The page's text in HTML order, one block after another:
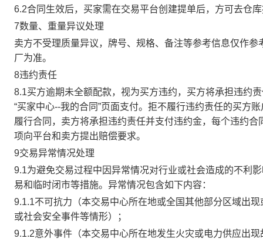
6.2合同生效后，买家需在交易平台创建提单后，方可去仓
7数量、重量异议处理
卖方不受理质量异议，牌号、规格、备注等参考信息仅作
厂为准。
8违约责任
8.1买方逾期未全额配款，视为买方违约，买方将承担违约
“买家中心--我的合同”页面支付。拒不履行违约责任的买方
履行合同，卖方将承担违约责任并支付违约金，每个违约
项向平台和卖方提出赔偿要求。
9交易异常情况处理
9.1为避免交易过程中因异常情况对行业或社会造成的不利
易和临时闭市等措施。异常情况包含如下内容：
9.1.1不可抗力（本交易中心所在地或全国其他部分区域出
或社会安全事件等情形）；
9.1.2意外事件（本交易中心所在地发生火灾或电力供应出